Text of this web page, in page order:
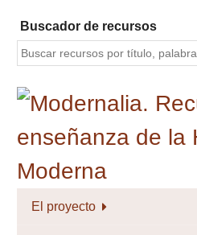
contenido
principal
Buscador de recursos
El proyecto